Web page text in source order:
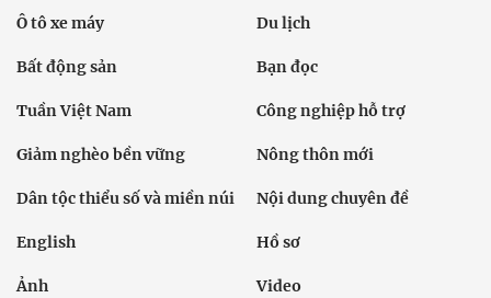
Ô tô xe máy Du lịch
Bất động sản Bạn đọc
Tuần Việt Nam Công nghiệp hỗ trợ
Giảm nghèo bền vững Nông thôn mới
Dân tộc thiểu số và miền núi Nội dung chuyên đề
English Hồ sơ
Ảnh Video